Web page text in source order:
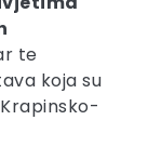
te
koja su